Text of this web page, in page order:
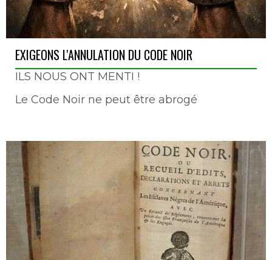
EXIGEONS L'ANNULATION DU CODE NOIR
ILS NOUS ONT MENTI !
Le Code Noir ne peut être abrogé